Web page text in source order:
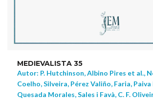
MEDIEVALISTA 35
Autor: P. Hutchinson, Albino Pires et al.,
Coelho, Silveira, Pérez Valiño, Faria,
Quesada Morales, Sales i Favà, C. F.